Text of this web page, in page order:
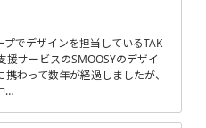
でデザインを担当しているTAK
サービスのSMOOSYのデザイ
わって数年が経過しましたが、
…